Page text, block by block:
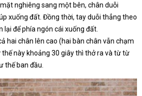
nghiêng sang một bên, chân duỗi
xuống đất. Đồng thời, tay duỗi thẳng theo
lại để phía ngón cái xuống đất.
hai chân lên cao (hai bàn chân vẫn chạm
này khoảng 30 giây thì thở ra và từ từ
thế ban đầu.